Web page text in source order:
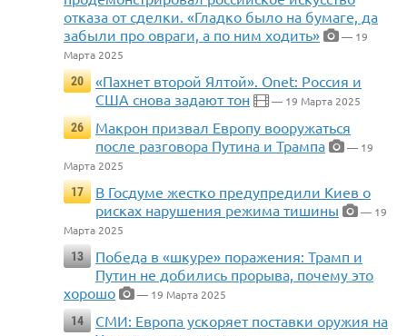
отказа от сделки. «Гладко было на бумаге, да
забыли про овраги, а по ним ходить»
— 19
Марта 2025
20
«Пахнет второй Ялтой». Onet: Россия и
США снова задают тон
— 19 Марта 2025
26
Макрон призвал Европу вооружаться
после разговора Путина и Трампа
— 19
Марта 2025
17
В Госдуме жестко предупредили Киев о
рисках нарушения режима тишины
— 19
Марта 2025
13
Победа в «шкуре» поражения: Трамп и
Путин не добились прорыва, почему это
хорошо
— 19 Марта 2025
14
СМИ: Европа ускоряет поставки оружия на